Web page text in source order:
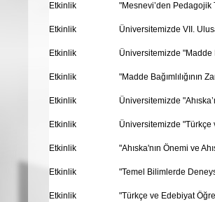
Etkinlik "Mesnevi’den Pedagojik
Etkinlik Üniversitemizde VII.
Etkinlik Üniversitemizde "Madde
Etkinlik "Madde Bağımlılığının
Etkinlik Üniversitemizde
Etkinlik Üniversitemizde
Etkinlik "Ahıska'nın Önemi ve
Etkinlik "Temel Bilimlerde
Etkinlik "Türkçe ve Edebiyat